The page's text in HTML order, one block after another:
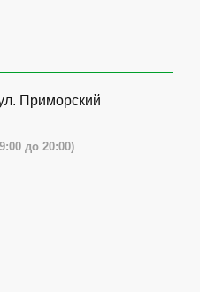
Приморский
до 20:00)